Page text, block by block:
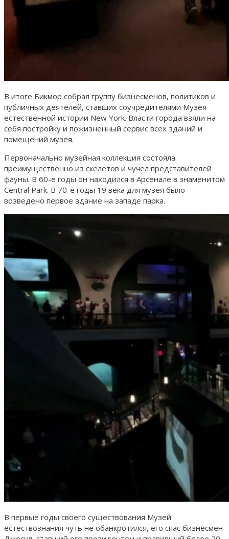
В итоге Бикмор собрал группу бизнесменов, политиков и
публичных деятелей, ставших соучредителями Музея
естественной истории New York. Власти города взяли на
себя постройку и пожизненный сервис всех зданий и
помещений музея.
Первоначально музейная коллекция состояла
преимущественно из скелетов и чучел представителей
фауны. В 60-е годы он находился в Арсенале в знаменитом
Central Park. В 70-е годы 19 века для музея было
возведено первое здание на западе парка.
В первые годы своего существования Музей
естествознания чуть не обанкротился, его спас бизнесмен